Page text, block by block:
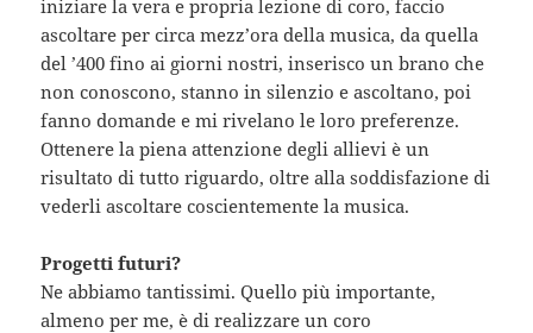
iniziare la vera e propria lezione di coro, faccio
ascoltare per circa mezz’ora della musica, da quella
del ’400 fino ai giorni nostri, inserisco un brano che
non conoscono, stanno in silenzio e ascoltano, poi
fanno domande e mi rivelano le loro preferenze.
Ottenere la piena attenzione degli allievi è un
risultato di tutto riguardo, oltre alla soddisfazione di
vederli ascoltare coscientemente la musica.
Progetti futuri?
Ne abbiamo tantissimi. Quello più importante,
almeno per me, è di realizzare un coro